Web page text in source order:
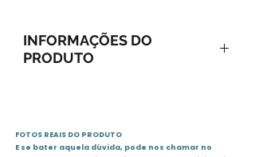
INFORMAÇÕES DO
PRODUTO
Idioma: português
FOTOS REAIS DO PRODUTO
E se bater aquela dúvida, pode nos chamar no